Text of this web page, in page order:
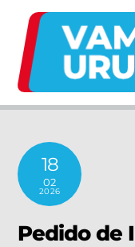
content
18
02
2026
Pedido de